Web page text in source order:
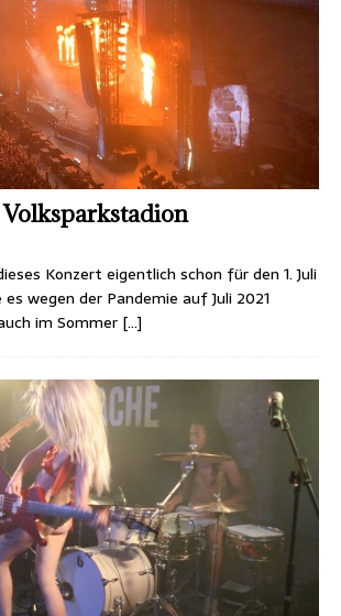
Konzert eigentlich schon für den 1. Juli
wegen der Pandemie auf Juli 2021
im Sommer […]